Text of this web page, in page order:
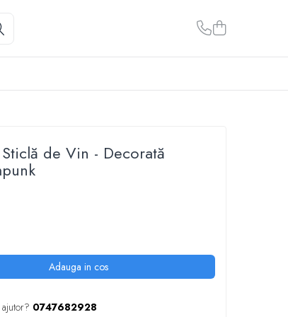
de Vin - Decorată
Adauga in cos
0747682928